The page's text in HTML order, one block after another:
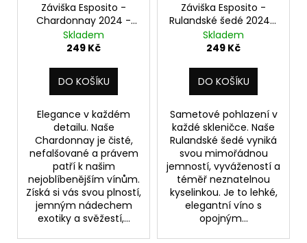
Záviška Esposito -
Chardonnay 2024 -
suché 0,75 l
Skladem
249 Kč
DO KOŠÍKU
Elegance v každém
detailu. Naše
Chardonnay je čisté,
nefalšované a právem
patří k našim
nejoblíbenějším vínům.
Získá si vás svou plností,
jemným nádechem
exotiky a svěžestí,...
Záviška Esposito -
Rulandské šedé 2024 -
suché 0,75 l
Skladem
249 Kč
DO KOŠÍKU
Sametové pohlazení v
každé skleničce. Naše
Rulandské šedé vyniká
svou mimořádnou
jemností, vyvážeností a
téměř neznatelnou
kyselinkou. Je to lehké,
elegantní víno s
opojným...